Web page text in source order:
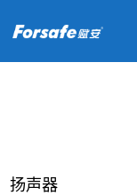
扬声器